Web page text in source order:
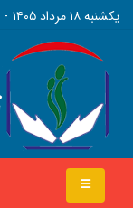
يکشنبه ١٨ مرداد ١٤٠٥